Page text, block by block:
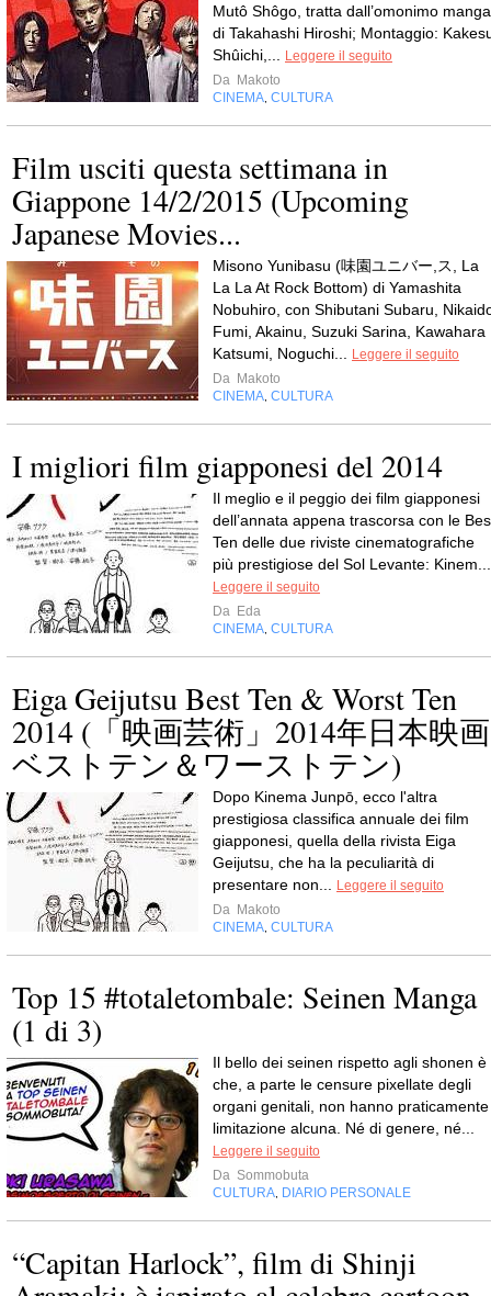
Mutô Shôgo, tratta dall’omonimo manga
di Takahashi Hiroshi; Montaggio:
Shûichi,...
Leggere il seguito
Da Makoto
CINEMA CULTURA
Film usciti questa settimana in
Giappone 14/2/2015 (Upcoming
Japanese Movies...
Misono Yunibasu (味園ユニバー,ス, La
La La At Rock Bottom) di Yamashita
Nobuhiro, con Shibutani Subaru,
Fumi, Akainu, Suzuki Sarina, Kawahara
Katsumi, Noguchi...
Leggere il seguito
Da Makoto
CINEMA CULTURA
I migliori film giapponesi del 2014
Il meglio e il peggio dei film giapponesi
dell’annata appena trascorsa con le
Ten delle due riviste cinematografiche
più prestigiose del Sol Levante: Kinem...
Leggere il seguito
Da Eda
CINEMA CULTURA
Eiga Geijutsu Best Ten & Worst Ten
2014 (「映画芸術」2014年日本映画
ベストテン＆ワーストテン)
Dopo Kinema Junpō, ecco l'altra
prestigiosa classifica annuale dei film
giapponesi, quella della rivista Eiga
Geijutsu, che ha la peculiarità di
presentare non...
Leggere il seguito
Da Makoto
CINEMA CULTURA
Top 15 #totaletombale: Seinen Manga
(1 di 3)
Il bello dei seinen rispetto agli shonen è
che, a parte le censure pixellate degli
organi genitali, non hanno praticamente
limitazione alcuna. Né di genere, né...
Leggere il seguito
Da Sommobuta
CULTURA DIARIO PERSONALE
“Capitan Harlock”, film di Shinji